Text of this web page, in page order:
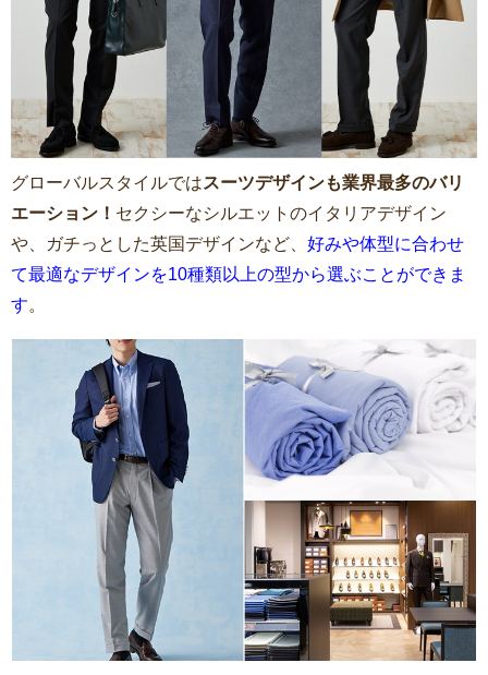
グローバルスタイルではスーツデザインも業界最多のバリ
エーション！ セクシーなシルエットのイタリアデザイン
や、ガチっとした英国デザインなど、 好みや体型に合わせ
て最適なデザインを10種類以上の型から選ぶことができま
す。